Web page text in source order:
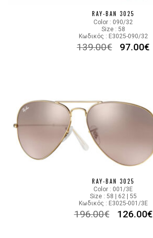
RAY-BAN 3025
Color : 090/32
Size : 58
Κωδικός : E3025-090/32
139.00€ 97.00€
RAY-BAN 3025
Color : 001/3E
Size : 58 | 62 | 55
Κωδικός : E3025-001/3E
196.00€ 126.00€